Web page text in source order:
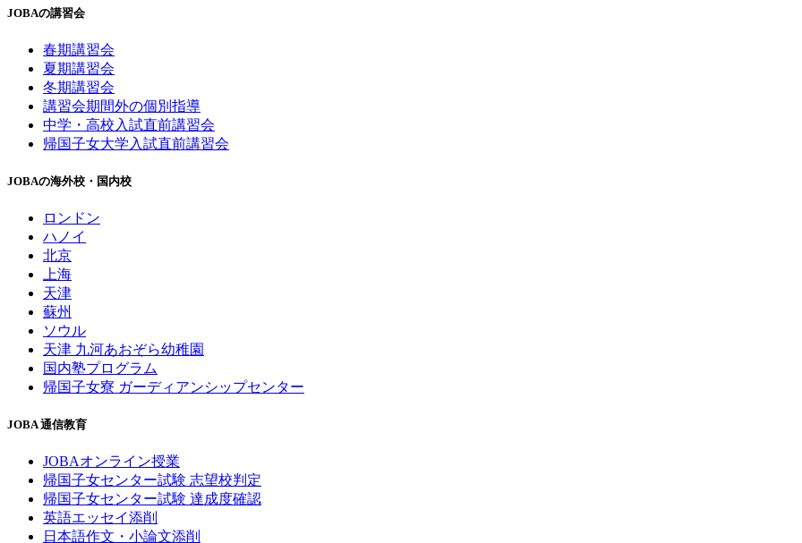
JOBAの講習会
春期講習会
夏期講習会
冬期講習会
講習会期間外の個別指導
中学・高校入試直前講習会
帰国子女大学入試直前講習会
JOBAの海外校・国内校
ロンドン
ハノイ
北京
上海
天津
蘇州
ソウル
天津 九河あおぞら幼稚園
国内塾プログラム
帰国子女寮 ガーディアンシップセンター
JOBA 通信教育
JOBAオンライン授業
帰国子女センター試験 志望校判定
帰国子女センター試験 達成度確認
英語エッセイ添削
日本語作文・小論文添削